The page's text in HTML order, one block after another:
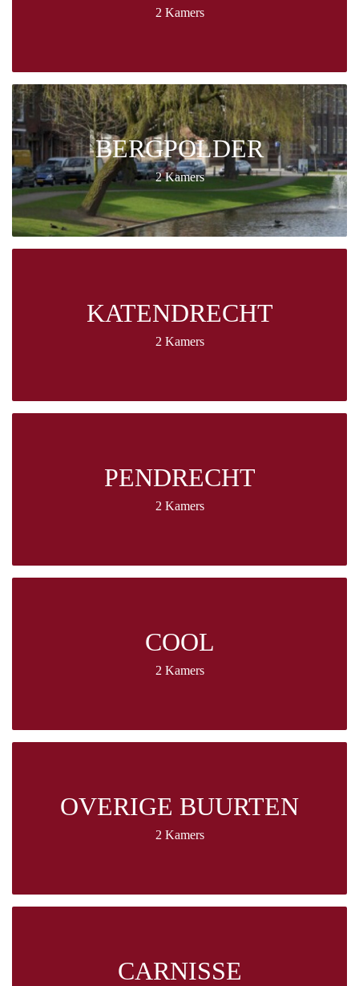
2 Kamers
BERGPOLDER
2 Kamers
KATENDRECHT
2 Kamers
PENDRECHT
2 Kamers
COOL
2 Kamers
OVERIGE BUURTEN
2 Kamers
CARNISSE